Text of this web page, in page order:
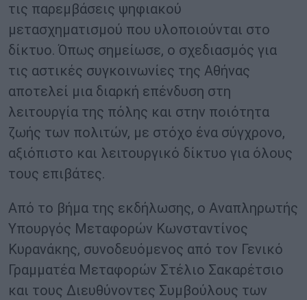
τις παρεμβάσεις ψηφιακού
μετασχηματισμού που υλοποιούνται στο
δίκτυο. Όπως σημείωσε, ο σχεδιασμός για
τις αστικές συγκοινωνίες της Αθήνας
αποτελεί μια διαρκή επένδυση στη
λειτουργία της πόλης και στην ποιότητα
ζωής των πολιτών, με στόχο ένα σύγχρονο,
αξιόπιστο και λειτουργικό δίκτυο για όλους
τους επιβάτες.
Από το βήμα της εκδήλωσης, ο Αναπληρωτής
Υπουργός Μεταφορών Κωνσταντίνος
Κυρανάκης, συνοδευόμενος από τον Γενικό
Γραμματέα Μεταφορών Στέλιο Σακαρέτσιο
και τους Διευθύνοντες Συμβούλους των